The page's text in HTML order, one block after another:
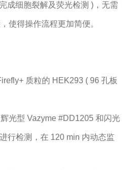
成细胞裂解及荧光检测 )，无需
使得操作流程更加简便。
质粒的 HEK293 ( 96 孔板
光型 Vazyme #DD1205 和闪光
行检测，在 120 min 内动态监